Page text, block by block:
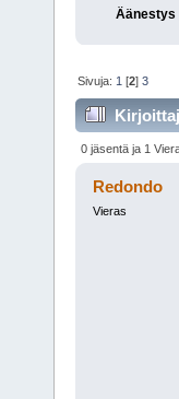
Äänestys
Sivuja: 1 [2]3
(Luettu
0 jäsentä ja 1
Redondo
Vieras